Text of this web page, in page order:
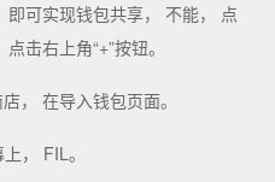
即可实现钱包共享， 不能， 点
击右上角“+”按钮。
， 在导入钱包页面。
， FIL。